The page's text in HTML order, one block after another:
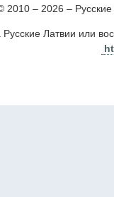
2010 – 2026 –
Латвии или